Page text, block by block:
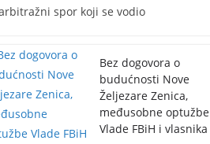
spor koji se vodio
Bez dogovora o
budućnosti Nove
Željezare Zenica,
međusobne optužbe
Vlade FBiH i vlasnika